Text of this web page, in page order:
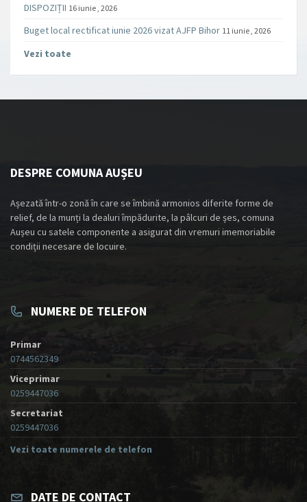
DISPOZIȚII 16 iunie , 2026
Buget local rectificat iunie 2026 vizat AJFP Bihor 11 iunie , 2026
Vezi toate
DESPRE COMUNA AUȘEU
Așezată într-o zonă în care se îmbină armonios diferite forme de
relief, de la munți la dealuri împădurite, la pâlcuri de șes, comuna
Aușeu cu satele componente a asigurat din vremuri imemoriabile
condiții necesare de locuire.
NUMERE DE TELEFON
Primar
0744562349
Viceprimar
0259447036
Secretariat
0259447036
Vezi toate numerele de telefon
DATE DE CONTACT